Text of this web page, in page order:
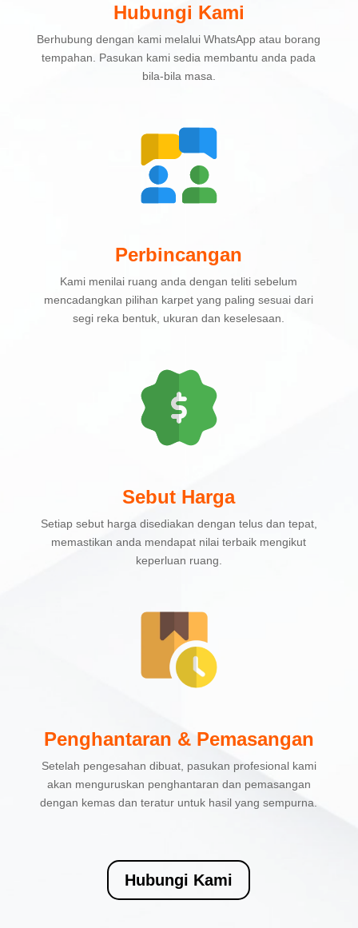
Hubungi Kami
Berhubung dengan kami melalui WhatsApp atau borang
tempahan. Pasukan kami sedia membantu anda pada
bila-bila masa.
Perbincangan
Kami menilai ruang anda dengan teliti sebelum
mencadangkan pilihan karpet yang paling sesuai dari
segi reka bentuk, ukuran dan keselesaan.
Sebut Harga
Setiap sebut harga disediakan dengan telus dan tepat,
memastikan anda mendapat nilai terbaik mengikut
keperluan ruang.
Penghantaran & Pemasangan
Setelah pengesahan dibuat, pasukan profesional kami
akan menguruskan penghantaran dan pemasangan
dengan kemas dan teratur untuk hasil yang sempurna.
Hubungi Kami